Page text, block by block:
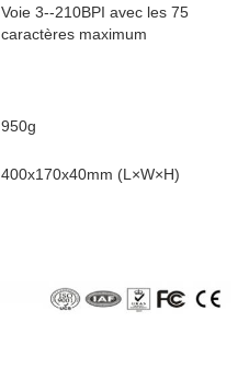
Voie 3--210BPI avec les 75
caractères maximum
950g
400x170x40mm (L×W×H)